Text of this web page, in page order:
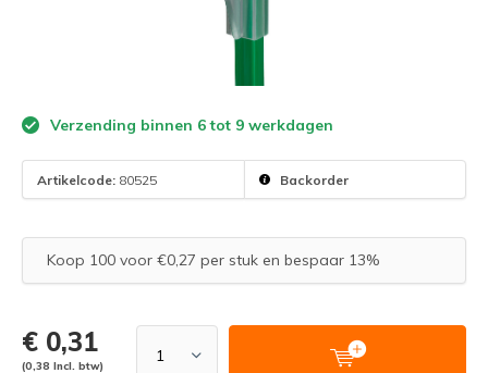
Verzending binnen 6 tot 9 werkdagen
Artikelcode: 80525 Backorder
Koop 100 voor €0,27 per stuk en bespaar 13%
€ 0,31
(0,38 Incl. btw)